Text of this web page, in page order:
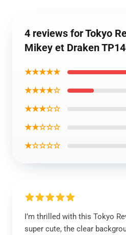
4 reviews for Tokyo
Mikey et Draken
★★★★★
★★★★☆
★★★☆☆
★★☆☆☆
★☆☆☆☆
I’m thrilled with this Tokyo
super cute, the clear